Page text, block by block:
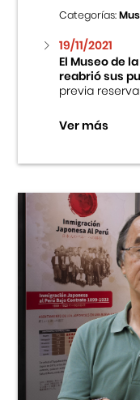
Categorías:
19/11/2021
El Museo de
reabrió sus
previa reserva
Ver más